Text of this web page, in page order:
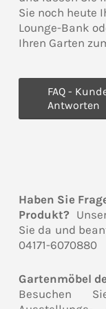
Sie noch heute
Lounge-Bank
Ihren Garten
FAQ -
Antworten
Haben Sie
Produkt?
Sie da und
04171-6070880
Gartenmöbel
Besuchen